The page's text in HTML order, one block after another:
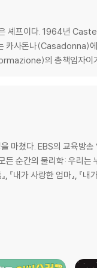
셰프이다. 1964년
카사돈나(Casadonna)
의 총책임자이
마쳤다. EBS의 교육방
내가 사랑한 엄마』, 『내